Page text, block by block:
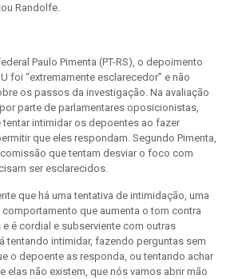
Randolfe.
Paulo Pimenta (PT-RS), o depoimento
foi “extremamente esclarecedor” e não
os passos da investigação. Na avaliação
parte de parlamentares oposicionistas,
tentar intimidar os depoentes ao fazer
que eles respondam. Segundo Pimenta,
que tentam desviar o foco com
ser esclarecidos.
que há uma tentativa de intimidação, uma
que aumenta o tom contra
é cordial e subserviente com outras
tentando intimidar, fazendo perguntas sem
o depoente as responda, ou tentando achar
elas não existem, que nós vamos abrir mão